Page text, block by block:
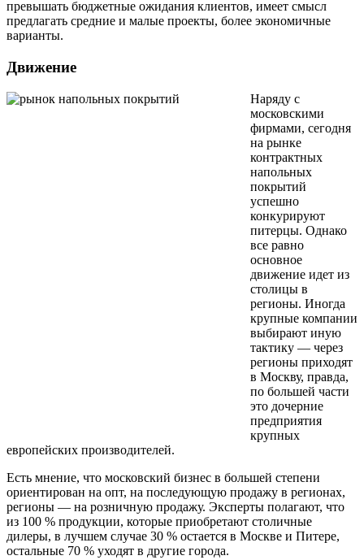
превышать бюджетные ожидания клиентов, имеет смысл
предлагать средние и малые проекты, более экономичные
варианты.
Движение
Наряду с
московскими
фирмами, сегодня
на рынке
контрактных
напольных
покрытий
успешно
конкурируют
питерцы. Однако
все равно
основное
движение идет из
столицы в
регионы. Иногда
крупные компании
выбирают иную
тактику — через
регионы приходят
в Москву, правда,
по большей части
это дочерние
предприятия
крупных
европейских производителей.
Есть мнение, что московский бизнес в большей степени
ориентирован на опт, на последующую продажу в регионах,
регионы — на розничную продажу. Эксперты полагают, что
из 100 % продукции, которые приобретают столичные
дилеры, в лучшем случае 30 % остается в Москве и Питере,
остальные 70 % уходят в другие города.